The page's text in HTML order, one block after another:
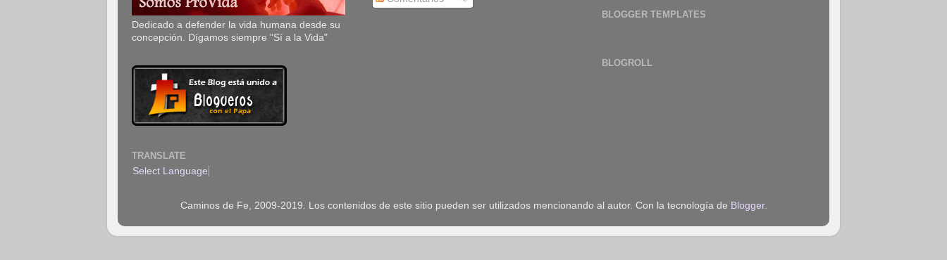
Dedicado a defender la vida humana desde su
concepción. Dígamos siempre "Sí a la Vida"
TRANSLATE
Select Language
BLOGGER TEMPLATES
BLOGROLL
Caminos de Fe, 2009-2019. Los contenidos de este sitio pueden ser utilizados mencionando al autor. Con la tecnología de Blogger.